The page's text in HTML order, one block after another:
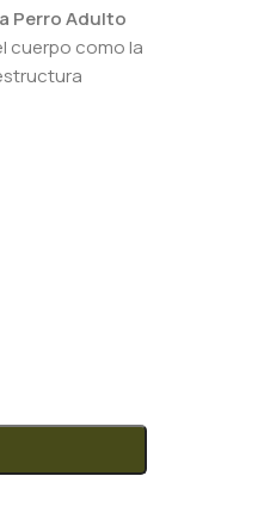
Perro Adulto
cuerpo como la